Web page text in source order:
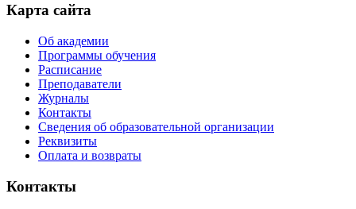
Карта сайта
Об академии
Программы обучения
Расписание
Преподаватели
Журналы
Контакты
Сведения об образовательной организации
Реквизиты
Оплата и возвраты
Контакты